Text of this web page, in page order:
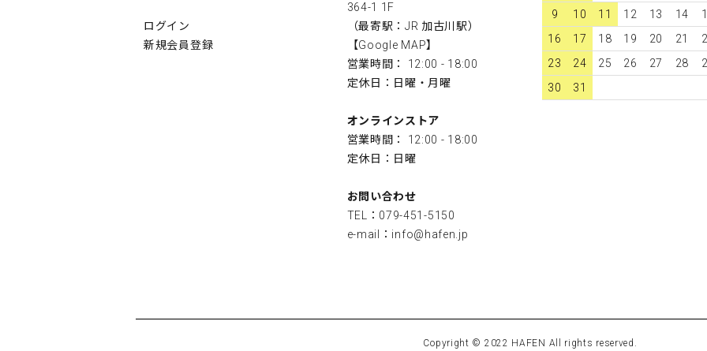
ログイン
新規会員登録
364-1 1F
（最寄駅：JR 加古川駅）
【Google MAP】
営業時間： 12:00 - 18:00
定休日：日曜・月曜
オンラインストア
営業時間： 12:00 - 18:00
定休日：日曜
お問い合わせ
TEL：079-451-5150
e-mail： info@hafen.jp
9
10 11 12 13 14
16
17 18 19 20 21
23
24 25 26 27 28
30
31
Copyright © 2022 HAFEN All rights reserved.